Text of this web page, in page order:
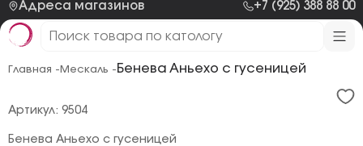
Адреса магазинов +7 (925) 388 88 00
Главная - Мескаль - Бенева Аньехо с гусеницей
Бенева Аньехо с гусеницей
Артикул: 9504